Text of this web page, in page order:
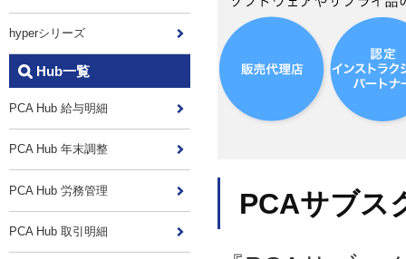
hyperシリーズ
Hub一覧
PCA Hub 給与明細
PCA Hub 年末調整
PCA Hub 労務管理
PCA Hub 取引明細
PCAサブス